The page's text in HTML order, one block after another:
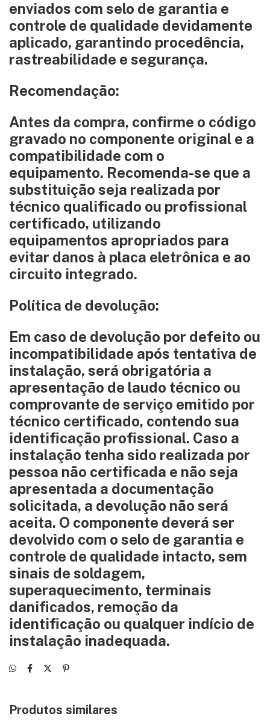
enviados com selo de garantia e
controle de qualidade devidamente
aplicado, garantindo procedência,
rastreabilidade e segurança.
Recomendação:
Antes da compra, confirme o código
gravado no componente original e a
compatibilidade com o
equipamento. Recomenda-se que a
substituição seja realizada por
técnico qualificado ou profissional
certificado, utilizando
equipamentos apropriados para
evitar danos à placa eletrônica e ao
circuito integrado.
Política de devolução:
Em caso de devolução por defeito ou
incompatibilidade após tentativa de
instalação, será obrigatória a
apresentação de laudo técnico ou
comprovante de serviço emitido por
técnico certificado, contendo sua
identificação profissional. Caso a
instalação tenha sido realizada por
pessoa não certificada e não seja
apresentada a documentação
solicitada, a devolução não será
aceita. O componente deverá ser
devolvido com o selo de garantia e
controle de qualidade intacto, sem
sinais de soldagem,
superaquecimento, terminais
danificados, remoção da
identificação ou qualquer indício de
instalação inadequada.
Produtos similares